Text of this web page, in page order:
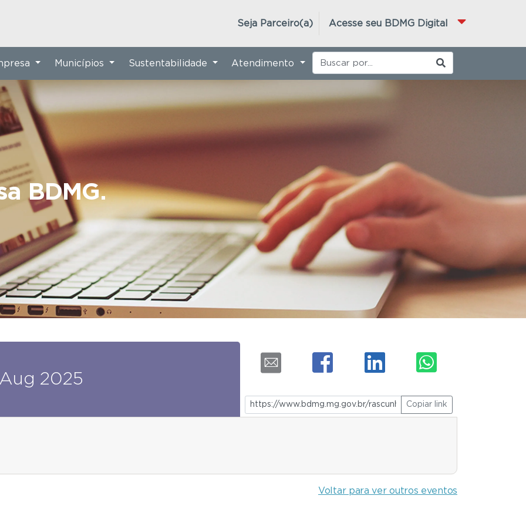
Acesse seu BDMG Digital
Seja Parceiro(a)
BDMG.
Municípios Sustentabilidade Atendimento
2025
Copiar link
Voltar para ver outros eventos